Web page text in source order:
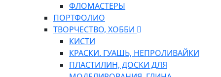
ФЛОМАСТЕРЫ
ПОРТФОЛИО
ТВОРЧЕСТВО, ХОББИ
КИСТИ
КРАСКИ. ГУАШЬ, НЕПРОЛИВАЙКИ
ПЛАСТИЛИН, ДОСКИ ДЛЯ